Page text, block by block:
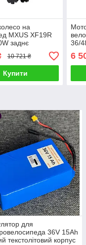
на
MXUS XF19R
заднє
10 721 ₴
Купити
36/
6
для
36V 15Ah
текстолітовий корпус